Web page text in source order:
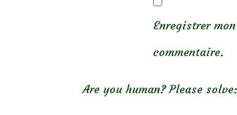
Enregistrer
commentaire.
Are you human? Please solve: